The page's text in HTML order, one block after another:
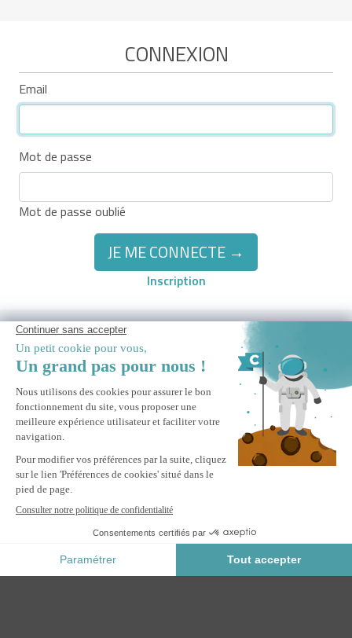
CONNEXION
Email
Mot de passe
Mot de passe oublié
JE ME CONNECTE →
Inscription